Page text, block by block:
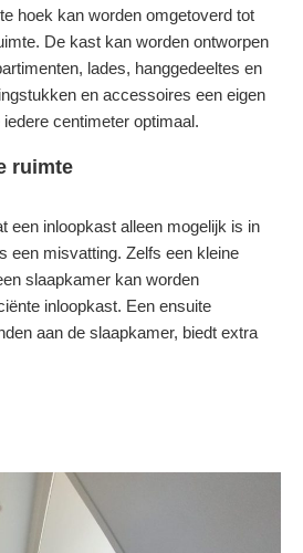
hoek kan worden omgetoverd tot
De kast kan worden ontworpen
lades, hanggedeeltes en
en accessoires een eigen
centimeter optimaal.
ruimte
een inloopkast alleen mogelijk is in
een misvatting. Zelfs een kleine
slaapkamer kan worden
inloopkast. Een ensuite
aan de slaapkamer, biedt extra